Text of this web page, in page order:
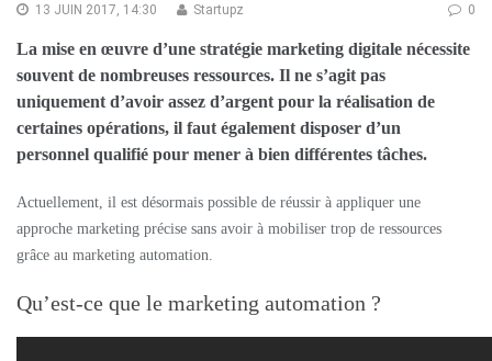
13 JUIN 2017, 14:30 0
Startupz
La mise en œuvre d’une stratégie marketing digitale nécessite
souvent de nombreuses ressources. Il ne s’agit pas
uniquement d’avoir assez d’argent pour la réalisation de
certaines opérations, il faut également disposer d’un
personnel qualifié pour mener à bien différentes tâches.
Actuellement, il est désormais possible de réussir à appliquer une
approche marketing précise sans avoir à mobiliser trop de ressources
grâce au marketing automation.
Qu’est-ce que le marketing automation ?